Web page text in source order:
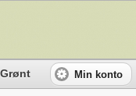
Min konto